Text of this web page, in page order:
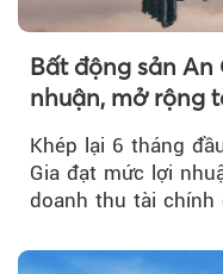
Bất động sản
nhuận, mở rộng
Khép lại 6 tháng
Gia đạt mức lợi
doanh thu tài